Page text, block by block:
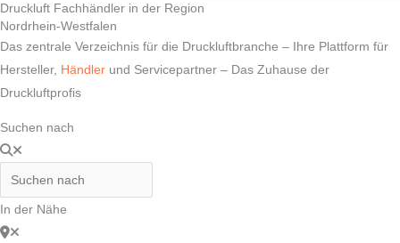
Druckluft Fachhändler in der Region
Nordrhein-Westfalen
Das zentrale Verzeichnis für die Druckluftbranche – Ihre Plattform für
Hersteller, Händler und Servicepartner – Das Zuhause der
Druckluftprofis
Suchen nach
In der Nähe